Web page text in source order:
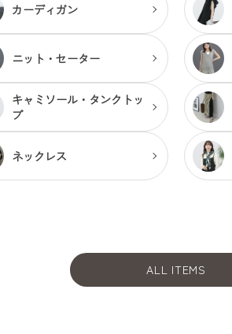
カーディガン
ニット・セーター
キャミソール・ タンクトッ
プ
ネックレス
ALL ITEMS